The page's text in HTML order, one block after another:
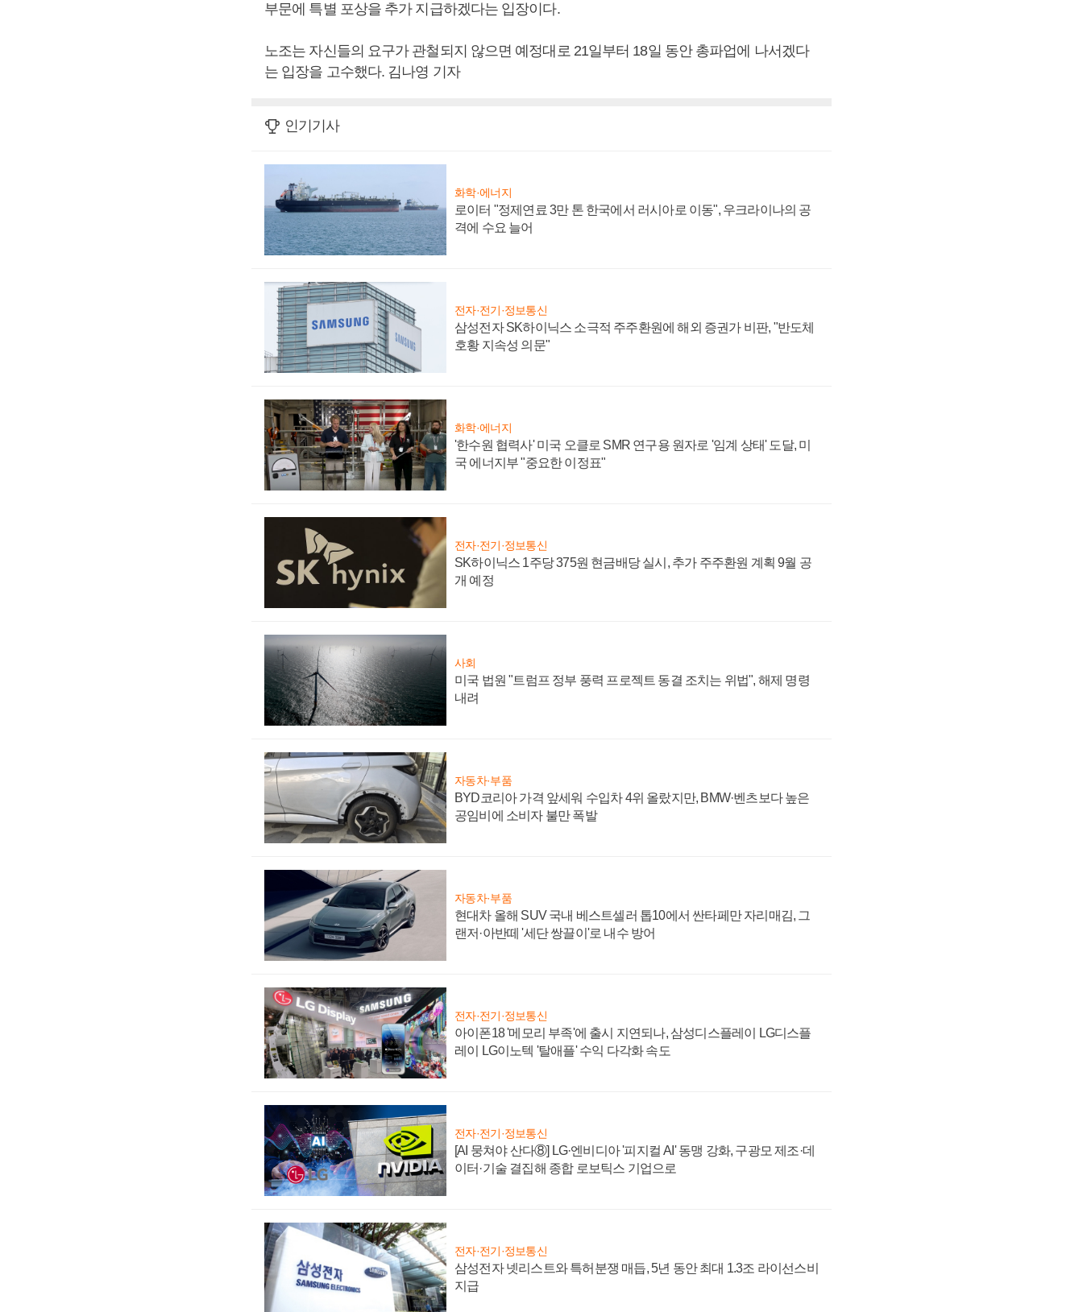
부문에 특별 포상을 추가 지급하겠다는 입장이다.
노조는 자신들의 요구가 관철되지 않으면 예정대로 21일부터 18일 동안 총파업에 나서겠다
는 입장을 고수했다. 김나영 기자
인기기사
화학·에너지
로이터 "정제연료 3만 톤 한국에서 러시아로 이동", 우크라이나의 공
격에 수요 늘어
전자·전기·정보통신
삼성전자 SK하이닉스 소극적 주주환원에 해외 증권가 비판, "반도체
호황 지속성 의문"
화학·에너지
'한수원 협력사' 미국 오클로 SMR 연구용 원자로 '임계 상태' 도달, 미
국 에너지부 "중요한 이정표"
전자·전기·정보통신
SK하이닉스 1주당 375원 현금배당 실시, 추가 주주환원 계획 9월 공
개 예정
사회
미국 법원 "트럼프 정부 풍력 프로젝트 동결 조치는 위법", 해제 명령
내려
자동차·부품
BYD코리아 가격 앞세워 수입차 4위 올랐지만, BMW·벤츠보다 높은
공임비에 소비자 불만 폭발
자동차·부품
현대차 올해 SUV 국내 베스트셀러 톱10에서 싼타페만 자리매김, 그
랜저·아반떼 '세단 쌍끌이'로 내수 방어
전자·전기·정보통신
아이폰18 '메모리 부족'에 출시 지연되나, 삼성디스플레이 LG디스플
레이 LG이노텍 '탈애플' 수익 다각화 속도
전자·전기·정보통신
[AI 뭉쳐야 산다⑧] LG·엔비디아 '피지컬 AI' 동맹 강화, 구광모 제조·데
이터·기술 결집해 종합 로보틱스 기업으로
전자·전기·정보통신
삼성전자 넷리스트와 특허분쟁 매듭, 5년 동안 최대 1.3조 라이선스비
지급